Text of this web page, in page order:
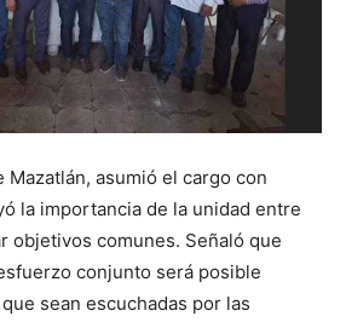
asumió el cargo con
la importancia de la unidad entre
objetivos comunes. Señaló que
conjunto será posible
sean escuchadas por las